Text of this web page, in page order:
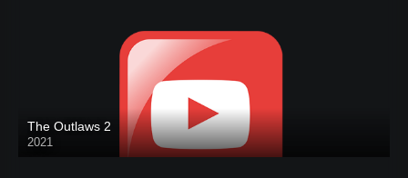
The Outlaws 2
2021